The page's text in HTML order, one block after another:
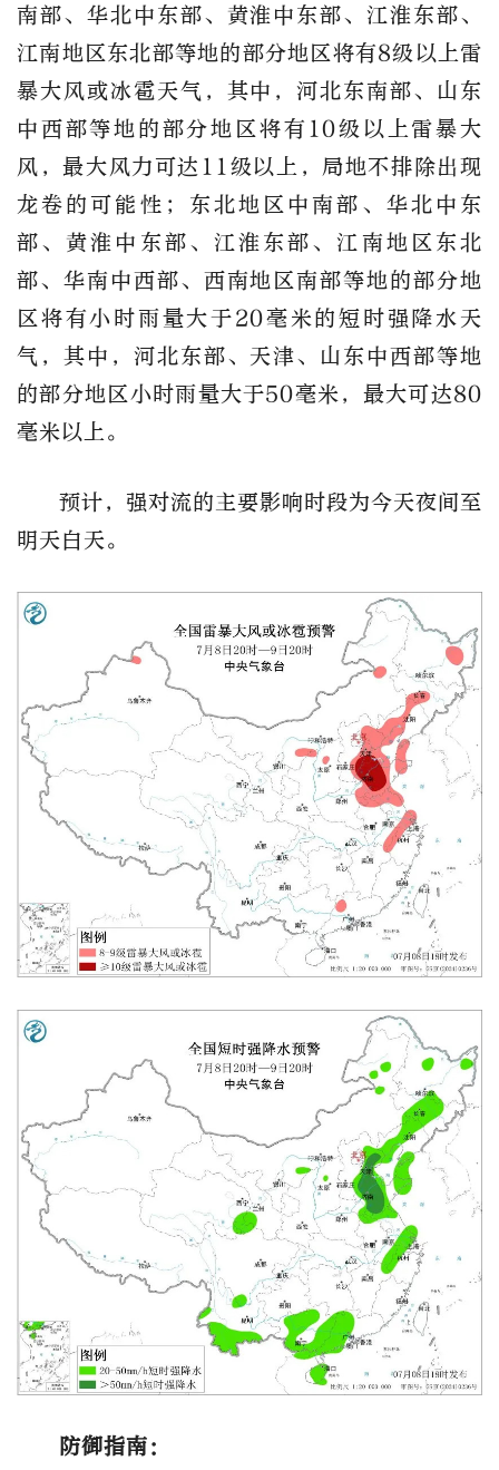
南部、华北中东部、黄淮中东部、江淮东部、
江南地区东北部等地的部分地区将有8级以上雷
暴大风或冰雹天气，其中，河北东南部、山东
中西部等地的部分地区将有10级以上雷暴大
风，最大风力可达11级以上，局地不排除出现
龙卷的可能性；东北地区中南部、华北中东
部、黄淮中东部、江淮东部、江南地区东北
部、华南中西部、西南地区南部等地的部分地
区将有小时雨量大于20毫米的短时强降水天
气，其中，河北东部、天津、山东中西部等地
的部分地区小时雨量大于50毫米，最大可达80
毫米以上。
预计，强对流的主要影响时段为今天夜间至
明天白天。
防御指南：